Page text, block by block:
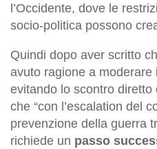
l’Occidente, dove le
socio-politica possono
Quindi dopo aver scritto
avuto ragione a
evitando lo scontro
che “con l’escalation del
prevenzione della guerra
richiede un passo